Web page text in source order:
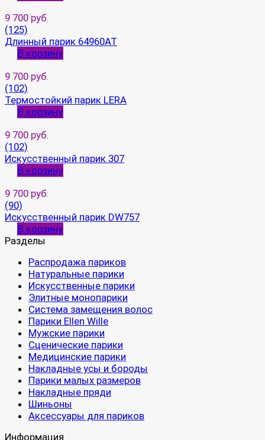
9 700 руб.
(125)
Длинный парик 64960AT
В корзину
9 700 руб.
(102)
Термостойкий парик LERA
В корзину
9 700 руб.
(102)
Искусственный парик 307
В корзину
9 700 руб.
(90)
Искусственный парик DW757
В корзину
Разделы
Распродажа париков
Натуральные парики
Искусственные парики
Элитные монопарики
Система замещения волос
Парики Ellen Wille
Мужские парики
Сценические парики
Медицинские парики
Накладные усы и бороды
Парики малых размеров
Накладные пряди
Шиньоны
Аксессуары для париков
Информация